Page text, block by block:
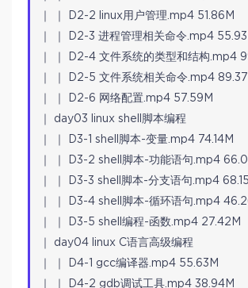
｜ ｜ D2-2 linux用户管理.mp4 51.86M
｜ ｜ D2-3 进程管理相关命令.mp4
｜ ｜ D2-4 文件系统的类型和结构.mp4
｜ ｜ D2-5 文件系统相关命令.mp4
｜ ｜ D2-6 网络配置.mp4 57.59M
｜ day03 linux shell脚本编程
｜ ｜ D3-1 shell脚本-变量.mp4 74.14M
｜ ｜ D3-2 shell脚本-功能语句.mp4
｜ ｜ D3-3 shell脚本-分支语句.mp4
｜ ｜ D3-4 shell脚本-循环语句.mp4
｜ ｜ D3-5 shell编程-函数.mp4 27.42M
｜ day04 linux C语言高级编程
｜ ｜ D4-1 gcc编译器.mp4 55.63M
｜ ｜ D4-2 gdb调试工具.mp4 38.94M